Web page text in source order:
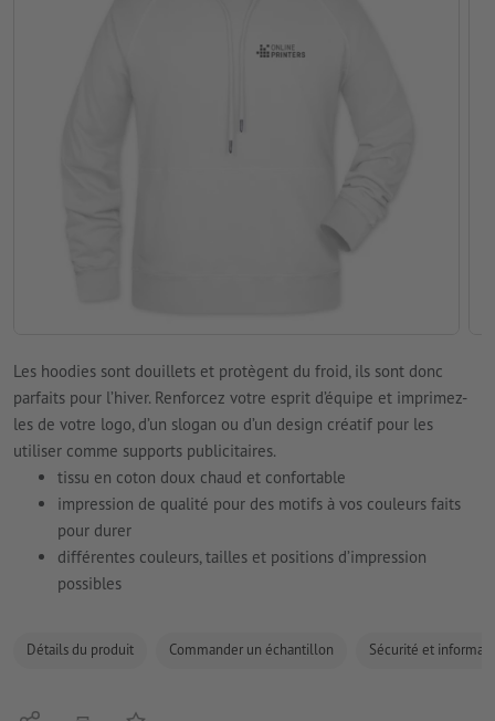
Les hoodies sont douillets et protègent du froid, ils sont donc
parfaits pour l’hiver. Renforcez votre esprit d’équipe et imprimez-
les de votre logo, d’un slogan ou d’un design créatif pour les
utiliser comme supports publicitaires.
tissu en coton doux chaud et confortable
impression de qualité pour des motifs à vos couleurs faits
pour durer
différentes couleurs, tailles et positions d’impression
possibles
Détails du produit Commander un échantillon Sécurité et